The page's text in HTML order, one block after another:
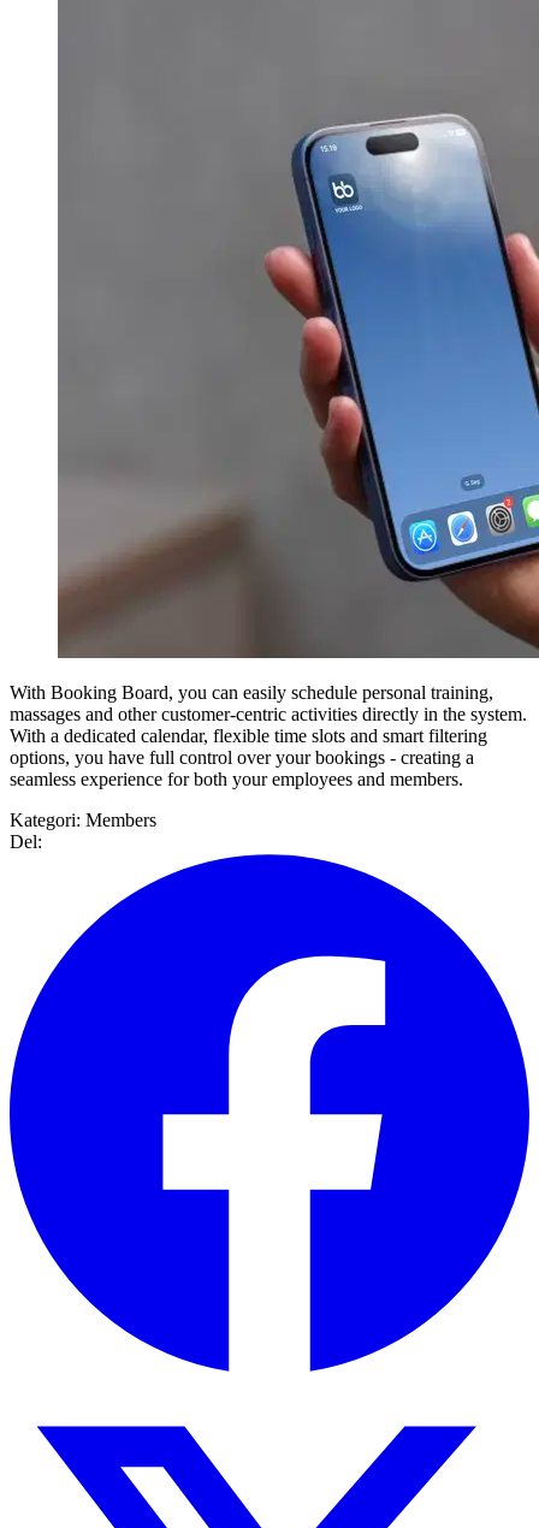
With Booking Board, you can easily schedule personal training,
massages and other customer-centric activities directly in the system.
With a dedicated calendar, flexible time slots and smart filtering
options, you have full control over your bookings - creating a
seamless experience for both your employees and members.
Kategori: Members
Del: